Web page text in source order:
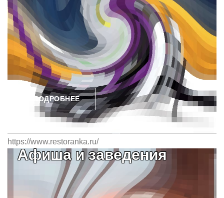
ПОДРОБНЕЕ
https://www.restoranka.ru/
Афиша и заведения